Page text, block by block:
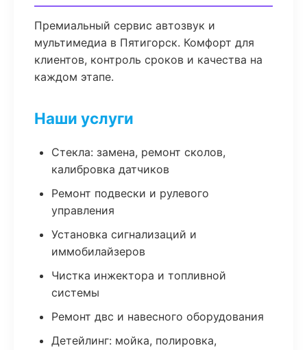
Премиальный сервис автозвук и
мультимедиа в Пятигорск. Комфорт для
клиентов, контроль сроков и качества на
каждом этапе.
Наши услуги
Стекла: замена, ремонт сколов,
калибровка датчиков
Ремонт подвески и рулевого
управления
Установка сигнализаций и
иммобилайзеров
Чистка инжектора и топливной
системы
Ремонт двс и навесного оборудования
Детейлинг: мойка, полировка,